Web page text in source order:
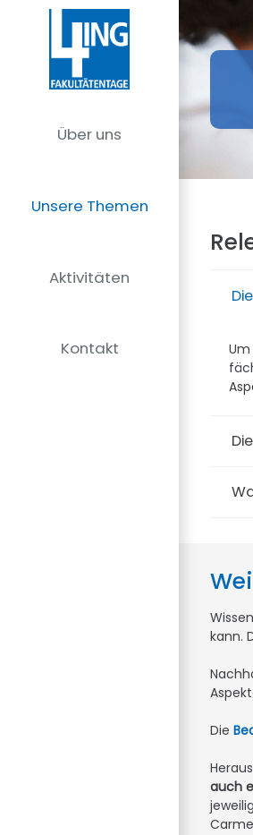
Über uns
Unsere Themen
Aktivitäten
Kontakt
kann.
Die
auch